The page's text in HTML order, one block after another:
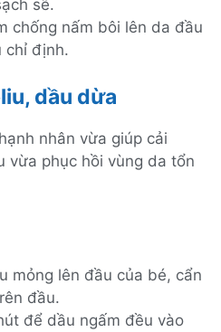
sẽ.
chống nấm bôi lên da đầu
chỉ định.
dầu dừa
nhân vừa giúp cải
vừa phục hồi vùng da tổn
mỏng lên đầu của bé, cẩn
đầu.
để dầu ngấm đều vào